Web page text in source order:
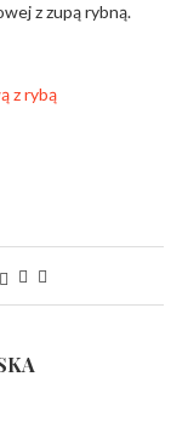
z zupą rybną.